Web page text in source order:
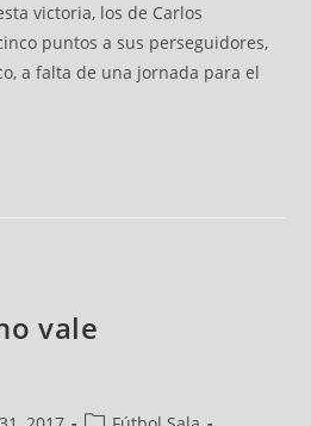
victoria, los de Carlos
puntos a sus perseguidores,
a falta de una jornada para el
vale